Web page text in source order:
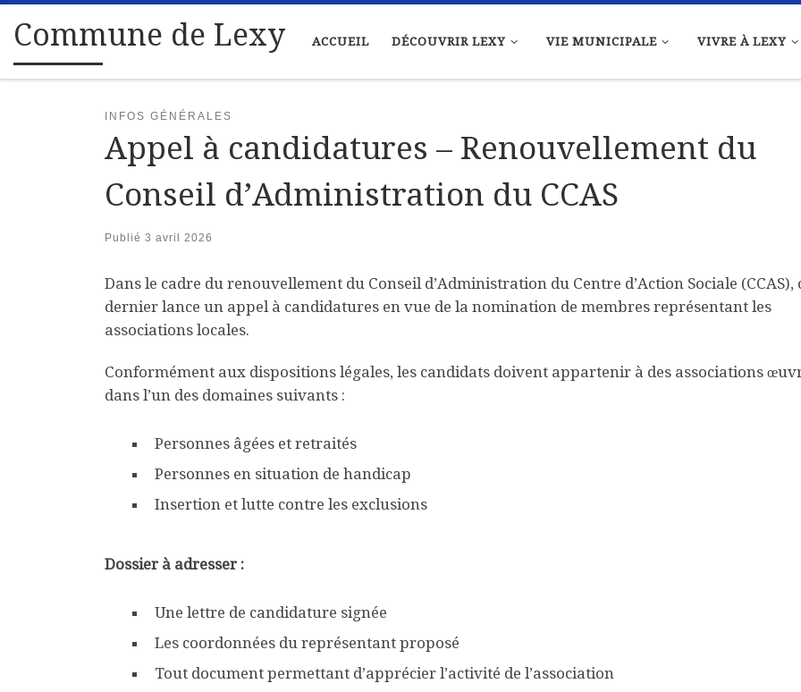
Passer au contenu
Commune de Lexy ACCUEIL DÉCOUVRIR LEXY VIE MUNICIPALE VIVRE À LEXY
INFOS GÉNÉRALES
Appel à candidatures – Renouvellement du
Conseil d’Administration du CCAS
Publié 3 avril 2026
Dans le cadre du renouvellement du Conseil d’Administration du Centre d’Action Sociale (CCAS),
dernier lance un appel à candidatures en vue de la nomination de membres représentant les
associations locales.
Conformément aux dispositions légales, les candidats doivent appartenir à des associations
dans l’un des domaines suivants :
Personnes âgées et retraités
Personnes en situation de handicap
Insertion et lutte contre les exclusions
Dossier à adresser :
Une lettre de candidature signée
Les coordonnées du représentant proposé
Tout document permettant d’apprécier l’activité de l’association